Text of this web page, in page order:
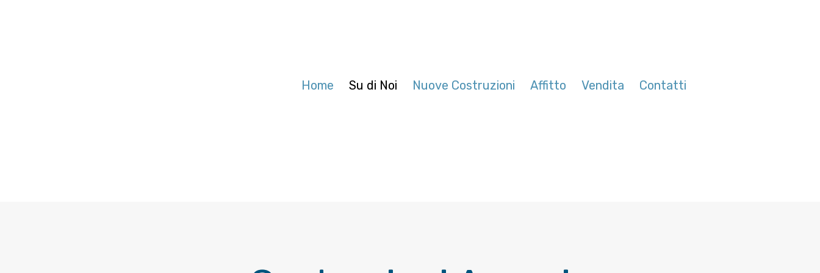
Home Su di Noi Nuove Costruzioni Affitto Vendita Contatti